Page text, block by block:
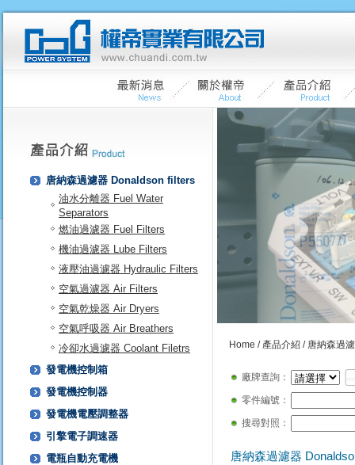
唐納森過濾器 Donaldson filters
油水分離器 Fuel Water
Separators
燃油過濾器 Fuel Filters
機油過濾器 Lube Filters
液壓油過濾器 Hydraulic Filters
空氣過濾器 Air Filters
空氣乾燥器 Air Dryers
空氣呼吸器 Air Breathers
冷卻水過濾器 Coolant Filetrs
發電機控制箱
發電機控制器
發電機電壓調整器
引擎電子調速器
電瓶自動充電機
Home / 產品介紹 / 唐納森過
廠牌查詢：
零件編號：
搜尋對照：
唐納森過濾器